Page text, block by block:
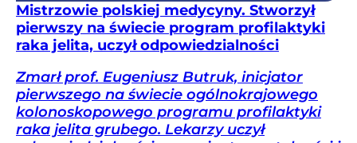
Mistrzowie polskiej medycyny. Stworzył
pierwszy na świecie program profilaktyki
raka jelita, uczył odpowiedzialności
Zmarł prof. Eugeniusz Butruk, inicjator
pierwszego na świecie ogólnokrajowego
kolonoskopowego programu profilaktyki
raka jelita grubego. Lekarzy uczył